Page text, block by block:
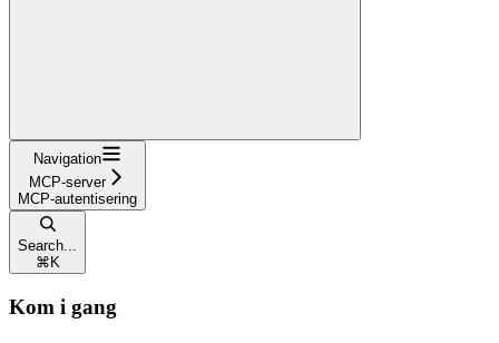
Navigation
MCP-server
MCP-autentisering
Search...
⌘ K
Kom i gang